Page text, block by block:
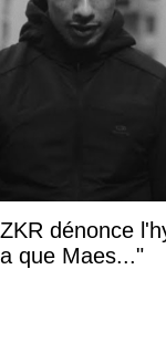
ZKR dénonce
a que Maes..."